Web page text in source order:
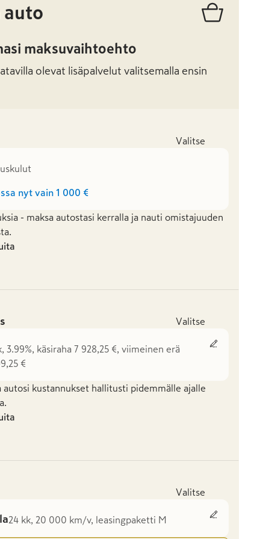
auto
maksuvaihtoehto
olevat lisäpalvelut valitsemalla ensin
Valitse
nyt vain 1 000 €
- maksa autostasi kerralla ja nauti omistajuuden
Valitse
3.99%, käsiraha 7 928,25 €, viimeinen erä
€
autosi kustannukset hallitusti pidemmälle ajalle
Valitse
24 kk, 20 000 km/v, leasingpaketti M